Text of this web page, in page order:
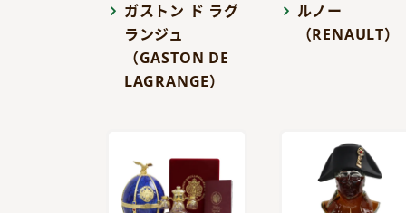
ガストン ド ラグ
ランジュ
（GASTON DE
LAGRANGE）
ルノー
（RENAULT）